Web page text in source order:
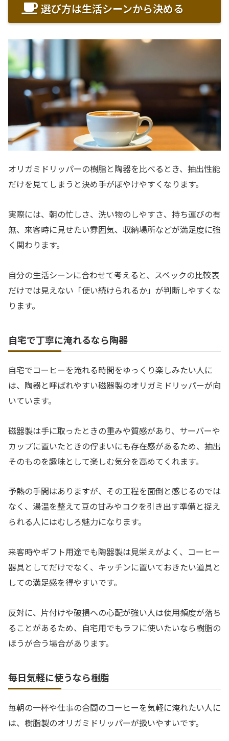
選び方は生活シーンから決める
オリガミドリッパーの樹脂と陶器を比べるとき、抽出性能
だけを見てしまうと決め手がぼやけやすくなります。
実際には、朝の忙しさ、洗い物のしやすさ、持ち運びの有
無、来客時に見せたい雰囲気、収納場所などが満足度に強
く関わります。
自分の生活シーンに合わせて考えると、スペックの比較表
だけでは見えない「使い続けられるか」が判断しやすくな
ります。
自宅で丁寧に淹れるなら陶器
自宅でコーヒーを淹れる時間をゆっくり楽しみたい人に
は、陶器と呼ばれやすい磁器製のオリガミドリッパーが向
いています。
磁器製は手に取ったときの重みや質感があり、サーバーや
カップに置いたときの佇まいにも存在感があるため、抽出
そのものを趣味として楽しむ気分を高めてくれます。
予熱の手間はありますが、その工程を面倒と感じるのでは
なく、湯温を整えて豆の甘みやコクを引き出す準備と捉え
られる人にはむしろ魅力になります。
来客時やギフト用途でも陶器製は見栄えがよく、コーヒー
器具としてだけでなく、キッチンに置いておきたい道具と
しての満足感を得やすいです。
反対に、片付けや破損への心配が強い人は使用頻度が落ち
ることがあるため、自宅用でもラフに使いたいなら樹脂の
ほうが合う場合があります。
毎日気軽に使うなら樹脂
毎朝の一杯や仕事の合間のコーヒーを気軽に淹れたい人に
は、樹脂製のオリガミドリッパーが扱いやすいです。